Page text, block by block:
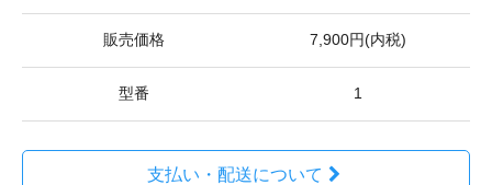
販売価格 7,900円(内税)
型番 1
支払い・配送について